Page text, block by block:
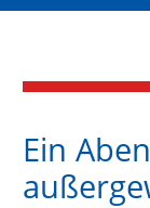
Ein